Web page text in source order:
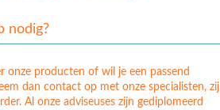
nodig?
onze producten of wil je een passend
dan contact op met onze specialisten, zij
Al onze adviseuses zijn gediplomeerd